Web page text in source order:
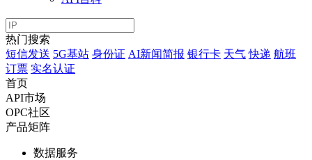
热门搜索
短信发送 5G基站 身份证 AI新闻简报 银行卡 天气 快递 航班
订票 实名认证
首页
API市场
OPC社区
产品矩阵
数据服务